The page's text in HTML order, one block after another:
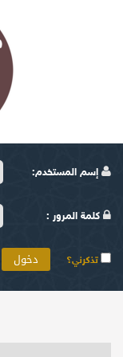
إسم المستخدم:
كلمة المرور :
تذكرني؟